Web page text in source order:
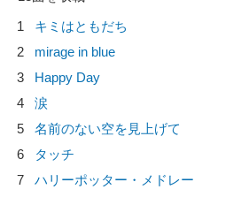
1
キミはともだち
2
mirage in blue
3
Happy Day
4
涙
5
名前のない空を見上げて
6
タッチ
7
ハリーポッター・メドレー